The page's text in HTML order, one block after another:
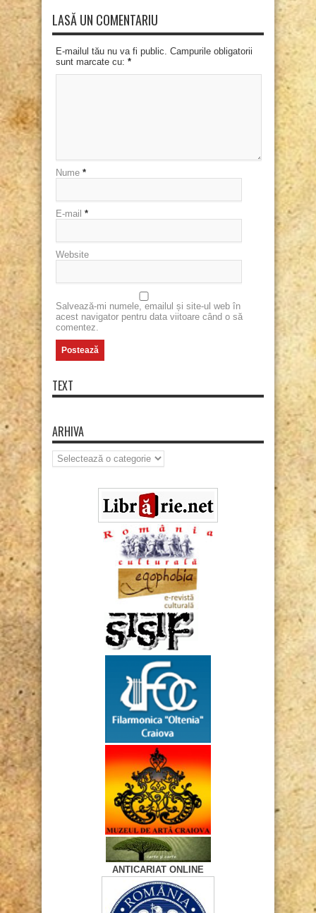
LASĂ UN COMENTARIU
E-mailul tău nu va fi public. Campurile obligatorii
sunt marcate cu: *
Nume *
E-mail *
Website
Salvează-mi numele, emailul și site-ul web în
acest navigator pentru data viitoare când o să
comentez.
TEXT
ARHIVA
Arhiva
ANTICARIAT ONLINE